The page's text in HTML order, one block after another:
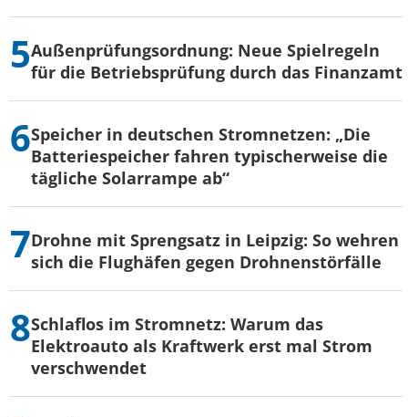
Außenprüfungsordnung: Neue Spielregeln
für die Betriebsprüfung durch das Finanzamt
Speicher in deutschen Stromnetzen: „Die
Batteriespeicher fahren typischerweise die
tägliche Solarrampe ab“
Drohne mit Sprengsatz in Leipzig: So wehren
sich die Flughäfen gegen Drohnenstörfälle
Schlaflos im Stromnetz: Warum das
Elektroauto als Kraftwerk erst mal Strom
verschwendet